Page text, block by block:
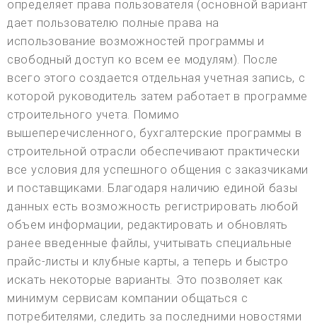
определяет права пользователя (основной вариант
дает пользователю полные права на
использование возможностей программы и
свободный доступ ко всем ее модулям). После
всего этого создается отдельная учетная запись, с
которой руководитель затем работает в программе
строительного учета. Помимо
вышеперечисленного, бухгалтерские программы в
строительной отрасли обеспечивают практически
все условия для успешного общения с заказчиками
и поставщиками. Благодаря наличию единой базы
данных есть возможность регистрировать любой
объем информации, редактировать и обновлять
ранее введенные файлы, учитывать специальные
прайс-листы и клубные карты, а теперь и быстро
искать некоторые варианты. Это позволяет как
минимум сервисам компании общаться с
потребителями, следить за последними новостями